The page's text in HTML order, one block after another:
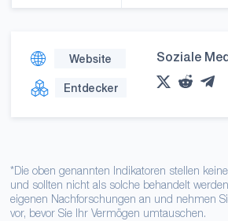
Website
Entdecker
Soziale
*Die oben genannten Indikatoren stellen
und sollten nicht als solche behandelt
eigenen Nachforschungen an und nehmen
vor, bevor Sie Ihr Vermögen umtauschen.